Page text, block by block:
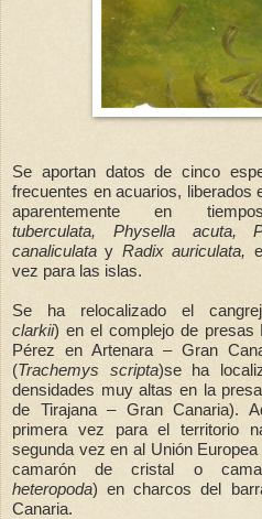
Se aportan datos de cinco
frecuentes en acuarios, liberados
aparentemente en
tuberculata, Physella acuta,
canaliculatay Radix auriculata,
vez para las islas.
Se ha relocalizado el
clarkii) en el complejo de presas
Pérez en Artenara – Gran
(Trachemys scripta)se ha
densidades muy altas en la
de Tirajana – Gran Canaria).
primera vez para el territorio
segunda vez en al Unión
camarón de cristal o
heteropoda) en charcos del
Canaria.